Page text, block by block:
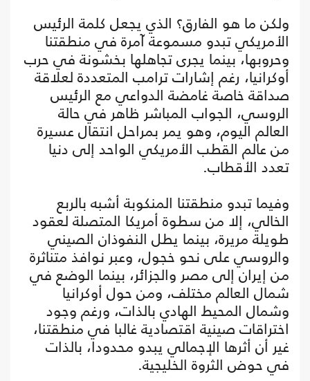
ولكن ما هو الفارق؟ الذي يجعل كلمة الرئيس
الأمريكي تبدو مسموعة آمرة في منطقتنا
وحروبها، بينما يجرى تجاهلها بخشونة في حرب
أوكرانيا، رغم إشارات ترامب المتعددة لعلاقة
صداقة خاصة غامضة الدواعي مع الرئيس
الروسي، الجواب المباشر ظاهر في حالة
العالم اليوم، وهو يمر بمراحل انتقال عسيرة
من عالم القطب الأمريكي الواحد إلى دنيا
تعدد الأقطاب.
وفيما تبدو منطقتنا المنكوبة أشبه بالربع
الخالي، إلا من سطوة أمريكا المتصلة لعقود
طويلة مريرة، بينما يطل النفوذان الصيني
والروسي على نحو خجول، وعبر نوافذ متناثرة
من إيران إلى مصر والجزائر، بينما الوضع في
شمال العالم مختلف، ومن حول أوكرانيا
وشمال المحيط الهادي بالذات، ورغم وجود
اختراقات صينية اقتصادية غالبا في منطقتنا،
غير أن أثرها الإجمالي يبدو محدودا، بالذات
في حوض الثروة الخليجية.